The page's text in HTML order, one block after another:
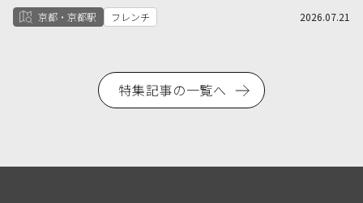
京都・京都駅 フレンチ 2026.07.21
特集記事の一覧へ